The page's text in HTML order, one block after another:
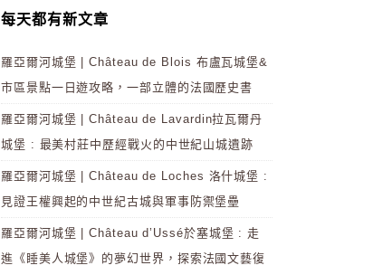
每天都有新文章
羅亞爾河城堡 | Château de Blois 布盧瓦城堡&
市區景點一日遊攻略，一部立體的法國歷史書
羅亞爾河城堡 | Château de Lavardin拉瓦爾丹
城堡 : 最美村莊中歷經戰火的中世紀山城遺跡
羅亞爾河城堡 | Château de Loches 洛什城堡 :
見證王權興起的中世紀古城與軍事防禦堡壘
羅亞爾河城堡 | Château d’Ussé於塞城堡 : 走
進《睡美人城堡》的夢幻世界，探索法國文藝復